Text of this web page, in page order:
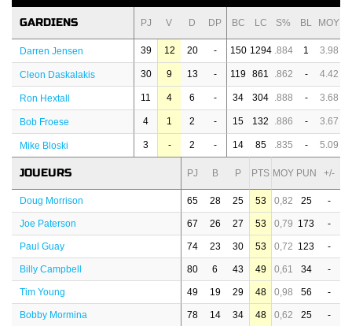
GARDIENS PJ V D DP BC LC S% BL MOY
Darren Jensen 39 12 20 - 150 1294 .884 1 3.98
Cleon Daskalakis 30 9 13 - 119 861 .862 - 4.42
Ron Hextall 11 4 6 - 34 304 .888 - 3.68
Bob Froese 4 1 2 - 15 132 .886 - 3.67
Mike Bloski 3 - 2 - 14 85 .835 - 5.09
JOUEURS PJ B P PTS MOY PUN +/-
Doug Morrison 65 28 25 53 0,82 25 -
Joe Paterson 67 26 27 53 0,79 173 -
Paul Guay 74 23 30 53 0,72 123 -
Billy Campbell 80 6 43 49 0,61 34 -
Tim Young 49 19 29 48 0,98 56 -
Bobby Mormina 78 14 34 48 0,62 25 -